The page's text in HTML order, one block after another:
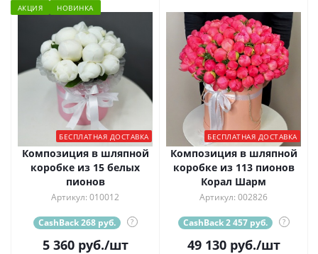
АКЦИЯ НОВИНКА
БЕСПЛАТНАЯ ДОСТАВКА
Композиция в шляпной
коробке из 15 белых
пионов
Артикул: 010012
CashBack 268 руб. ?
5 360руб./шт
БЕСПЛАТНАЯ ДОСТАВКА
Композиция в шляпной
коробке из 113 пионов
Корал Шарм
Артикул: 002826
CashBack 2 457 руб. ?
49 130руб./шт